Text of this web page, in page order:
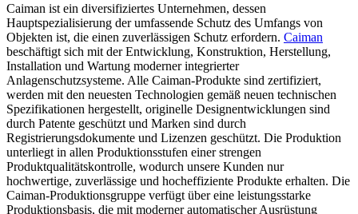
Caiman ist ein diversifiziertes Unternehmen, dessen
Hauptspezialisierung der umfassende Schutz des Umfangs von
Objekten ist, die einen zuverlässigen Schutz erfordern. Caiman
beschäftigt sich mit der Entwicklung, Konstruktion, Herstellung,
Installation und Wartung moderner integrierter
Anlagenschutzsysteme. Alle Caiman-Produkte sind zertifiziert,
werden mit den neuesten Technologien gemäß neuen technischen
Spezifikationen hergestellt, originelle Designentwicklungen sind
durch Patente geschützt und Marken sind durch
Registrierungsdokumente und Lizenzen geschützt. Die Produktion
unterliegt in allen Produktionsstufen einer strengen
Produktqualitätskontrolle, wodurch unsere Kunden nur
hochwertige, zuverlässige und hocheffiziente Produkte erhalten. Die
Caiman-Produktionsgruppe verfügt über eine leistungsstarke
Produktionsbasis, die mit moderner automatischer Ausrüstung